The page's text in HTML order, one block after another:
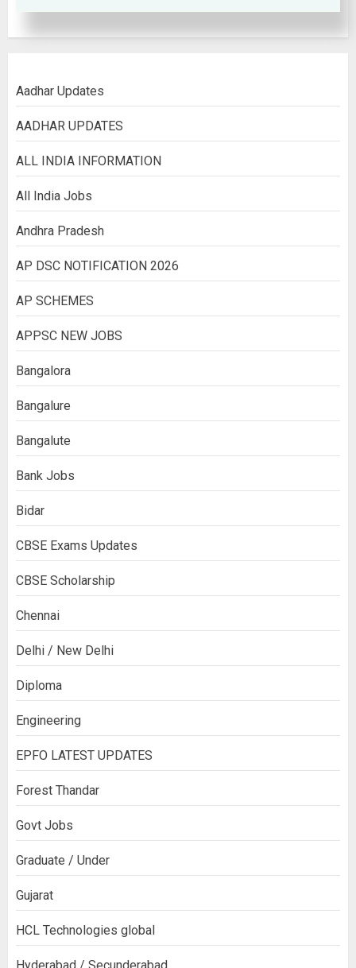
Aadhar Updates
AADHAR UPDATES
ALL INDIA INFORMATION
All India Jobs
Andhra Pradesh
AP DSC NOTIFICATION 2026
AP SCHEMES
APPSC NEW JOBS
Bangalora
Bangalure
Bangalute
Bank Jobs
Bidar
CBSE Exams Updates
CBSE Scholarship
Chennai
Delhi / New Delhi
Diploma
Engineering
EPFO LATEST UPDATES
Forest Thandar
Govt Jobs
Graduate / Under
Gujarat
HCL Technologies global
Hyderabad / Secunderabad